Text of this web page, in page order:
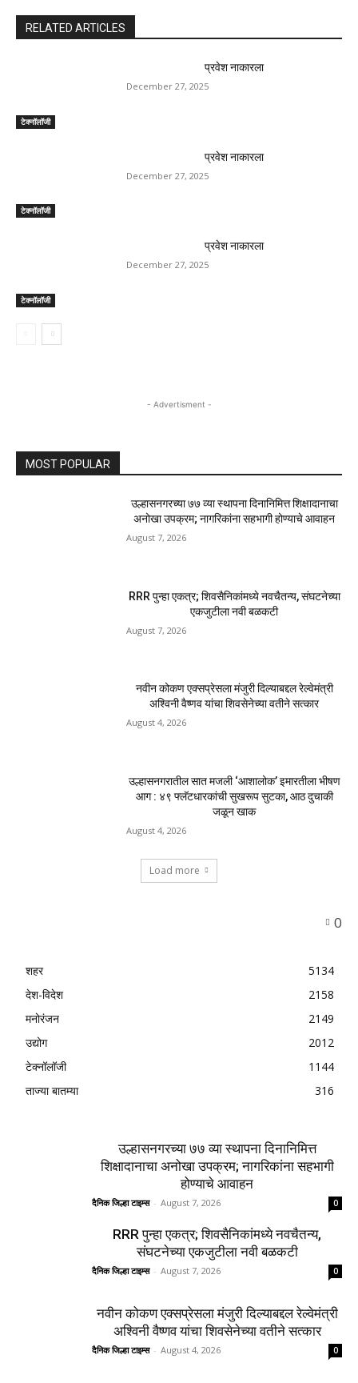
RELATED ARTICLES
टेक्नॉलॉजी
प्रवेश नाकारला
December 27, 2025
टेक्नॉलॉजी
प्रवेश नाकारला
December 27, 2025
टेक्नॉलॉजी
प्रवेश नाकारला
December 27, 2025
- Advertisment -
MOST POPULAR
उल्हासनगरच्या ७७ व्या स्थापना दिनानिमित्त शिक्षादानाचा
अनोखा उपक्रम; नागरिकांना सहभागी होण्याचे आवाहन
August 7, 2026
RRR पुन्हा एकत्र; शिवसैनिकांमध्ये नवचैतन्य, संघटनेच्या
एकजुटीला नवी बळकटी
August 7, 2026
नवीन कोकण एक्सप्रेसला मंजुरी दिल्याबद्दल रेल्वेमंत्री
अश्विनी वैष्णव यांचा शिवसेनेच्या वतीने सत्कार
August 4, 2026
उल्हासनगरातील सात मजली ‘आशालोक’ इमारतीला भीषण
आग : ४९ फ्लॅटधारकांची सुखरूप सुटका, आठ दुचाकी
जळून खाक
August 4, 2026
Load more
0
शहर
5134
देश-विदेश
2158
मनोरंजन
2149
उद्योग
2012
टेक्नॉलॉजी
1144
ताज्या बातम्या
316
उल्हासनगरच्या ७७ व्या स्थापना दिनानिमित्त
शिक्षादानाचा अनोखा उपक्रम; नागरिकांना सहभागी
होण्याचे आवाहन
दैनिक जिल्हा टाइम्स - August 7, 2026 0
RRR पुन्हा एकत्र; शिवसैनिकांमध्ये नवचैतन्य,
संघटनेच्या एकजुटीला नवी बळकटी
दैनिक जिल्हा टाइम्स - August 7, 2026 0
नवीन कोकण एक्सप्रेसला मंजुरी दिल्याबद्दल रेल्वेमंत्री
अश्विनी वैष्णव यांचा शिवसेनेच्या वतीने सत्कार
दैनिक जिल्हा टाइम्स - August 4, 2026 0